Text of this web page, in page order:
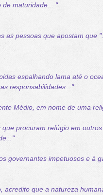
de maturidade... "
as pessoas que apostam que
espalhando lama até o
responsabilidades..."
Médio, em nome de uma
que procuram refúgio em
governantes impetuosos e à
acredito que a natureza